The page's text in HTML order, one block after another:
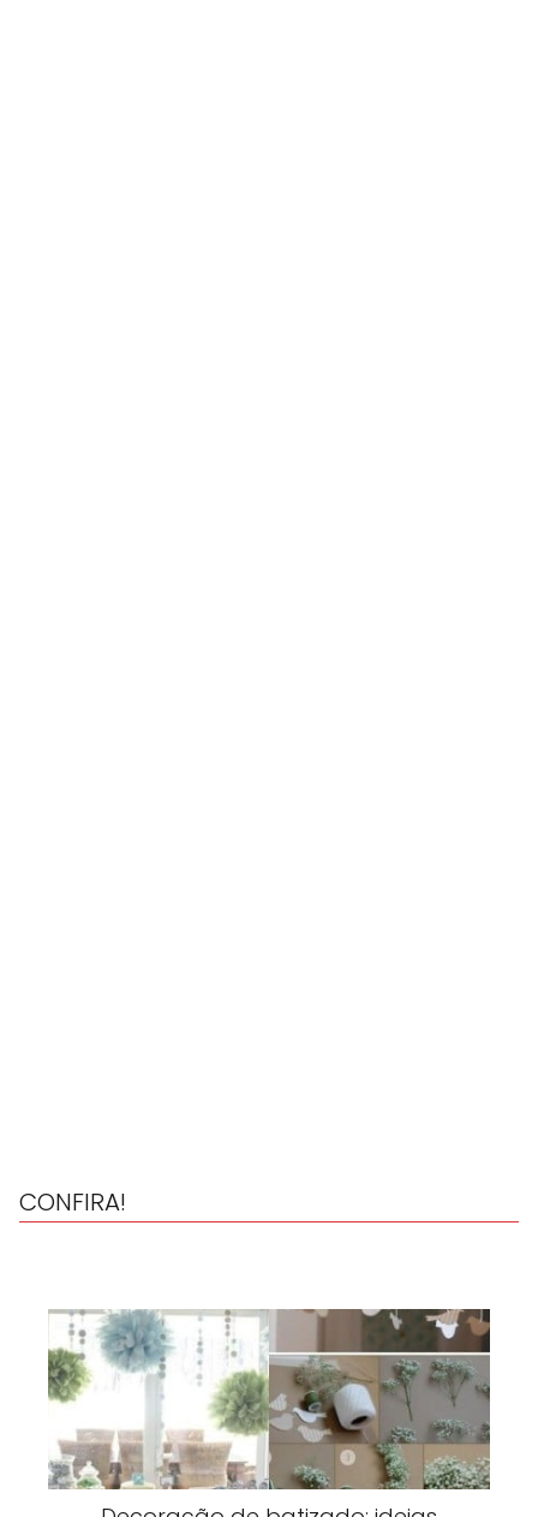
CONFIRA!